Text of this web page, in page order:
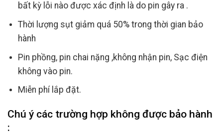
bất kỳ lỗi nào được xác định là do pin gây ra .
Thời lượng sụt giảm quá 50% trong thời gian bảo
hành
Pin phồng, pin chai nặng ,không nhận pin, Sạc điện
không vào pin.
Miễn phí lắp đặt.
Chú ý các trường hợp không được bảo hành
: